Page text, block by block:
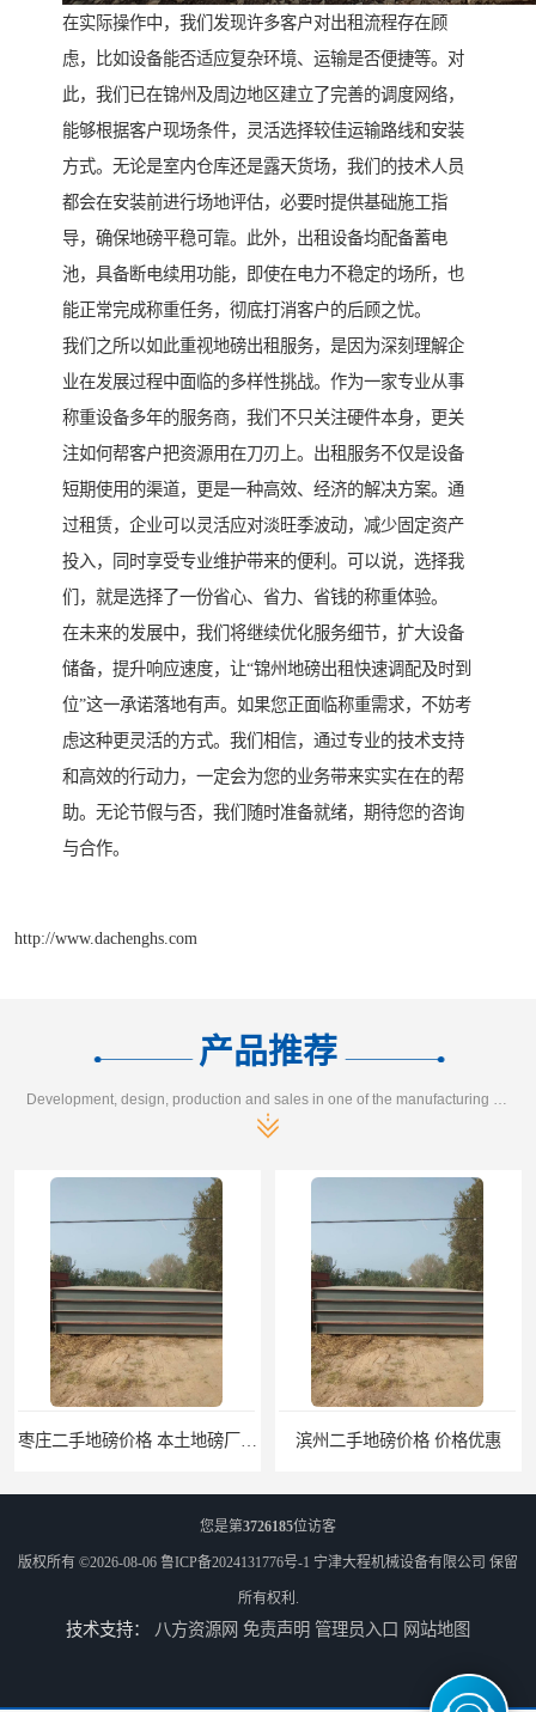
在实际操作中，我们发现许多客户对出租流程存在顾
虑，比如设备能否适应复杂环境、运输是否便捷等。对
此，我们已在锦州及周边地区建立了完善的调度网络，
能够根据客户现场条件，灵活选择较佳运输路线和安装
方式。无论是室内仓库还是露天货场，我们的技术人员
都会在安装前进行场地评估，必要时提供基础施工指
导，确保地磅平稳可靠。此外，出租设备均配备蓄电
池，具备断电续用功能，即使在电力不稳定的场所，也
能正常完成称重任务，彻底打消客户的后顾之忧。
我们之所以如此重视地磅出租服务，是因为深刻理解企
业在发展过程中面临的多样性挑战。作为一家专业从事
称重设备多年的服务商，我们不只关注硬件本身，更关
注如何帮客户把资源用在刀刃上。出租服务不仅是设备
短期使用的渠道，更是一种高效、经济的解决方案。通
过租赁，企业可以灵活应对淡旺季波动，减少固定资产
投入，同时享受专业维护带来的便利。可以说，选择我
们，就是选择了一份省心、省力、省钱的称重体验。
在未来的发展中，我们将继续优化服务细节，扩大设备
储备，提升响应速度，让“锦州地磅出租快速调配及时到
位”这一承诺落地有声。如果您正面临称重需求，不妨考
虑这种更灵活的方式。我们相信，通过专业的技术支持
和高效的行动力，一定会为您的业务带来实实在在的帮
助。无论节假与否，我们随时准备就绪，期待您的咨询
与合作。
http://www.dachenghs.com
产品推荐
滨州二手地磅价格 价格优惠 潍坊旧地磅出售 厂家直销
您是第3726185位访客
版权所有 ©2026-08-06 鲁ICP备2024131776号-1 宁津大程机械设备有限公司 保留
所有权利.
技术支持： 八方资源网 免责声明 管理员入口 网站地图